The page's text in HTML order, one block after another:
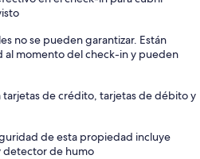
no se pueden garantizar. Están
al momento del check-in y pueden
de crédito, tarjetas de débito y
de esta propiedad incluye
detector de humo